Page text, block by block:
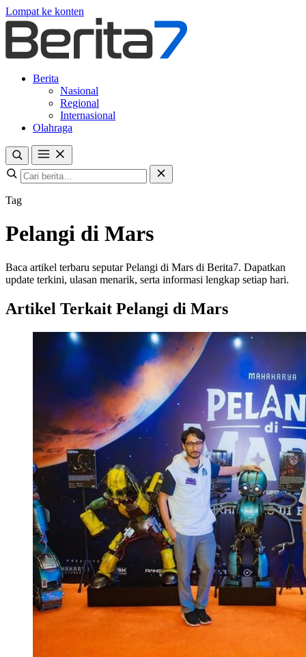
Lompat ke konten
Berita
Nasional
Regional
Internasional
Olahraga
Tag
Pelangi di Mars
Baca artikel terbaru seputar Pelangi di Mars di Berita7. Dapatkan
update terkini, ulasan menarik, serta informasi lengkap setiap hari.
Artikel Terkait Pelangi di Mars